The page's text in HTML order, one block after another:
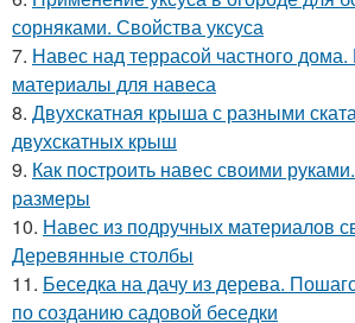
сорняками. Свойства уксуса
7. Навес над террасой частного
материалы для навеса
8. Двухскатная крыша с разными
двухскатных крыш
9. Как построить навес своими
размеры
10. Навес из подручных материалов
Деревянные столбы
11. Беседка на дачу из дерева.
по созданию садовой беседки